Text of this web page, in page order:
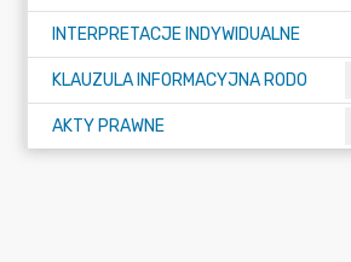
INTERPRETACJE INDYWIDUALNE
KLAUZULA INFORMACYJNA RODO
AKTY PRAWNE